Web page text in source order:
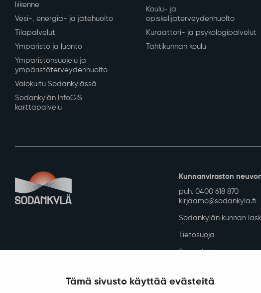
Tämä sivusto käyttää evästeitä
liikenne
Vesi-, energia- ja jätehuolto
Tilapalvelut
Ympäristö ja luonto
Ympäristönsuojelu ja
ympäristöterveydenhuolto
Valokuitu Sodankylässä
Sodankylän InfoGIS
karttapalvelu
Koulu- ja
opiskelijaterveydenhuolto
Kuraattori- ja psykologipalvelut
Tähtikunnan koulu
Kunnanviraston
puh. 0400 618 870
kirjaamo@sodankyla.fi
Sodankylän kunnan
Tietosuoja
Saavutettavuus
Evästeiden hallinta